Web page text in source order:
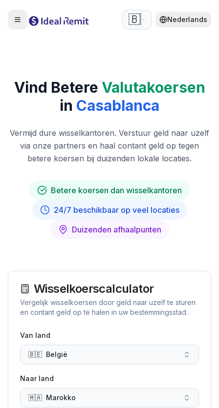
🇧🇪 Nederlands
Vind Betere Valutakoersen
in Casablanca
Vermijd dure wisselkantoren. Verstuur geld naar uzelf
via onze partners en haal contant geld op tegen
betere koersen bij duizenden lokale locaties.
Betere koersen dan wisselkantoren
24/7 beschikbaar op veel locaties
Duizenden afhaalpunten
Wisselkoerscalculator
Vergelijk wisselkoersen door geld naar uzelf te sturen
en contant geld op te halen in uw bestemmingsstad.
Van land
🇧🇪 België
Naar land
🇲🇦 Marokko